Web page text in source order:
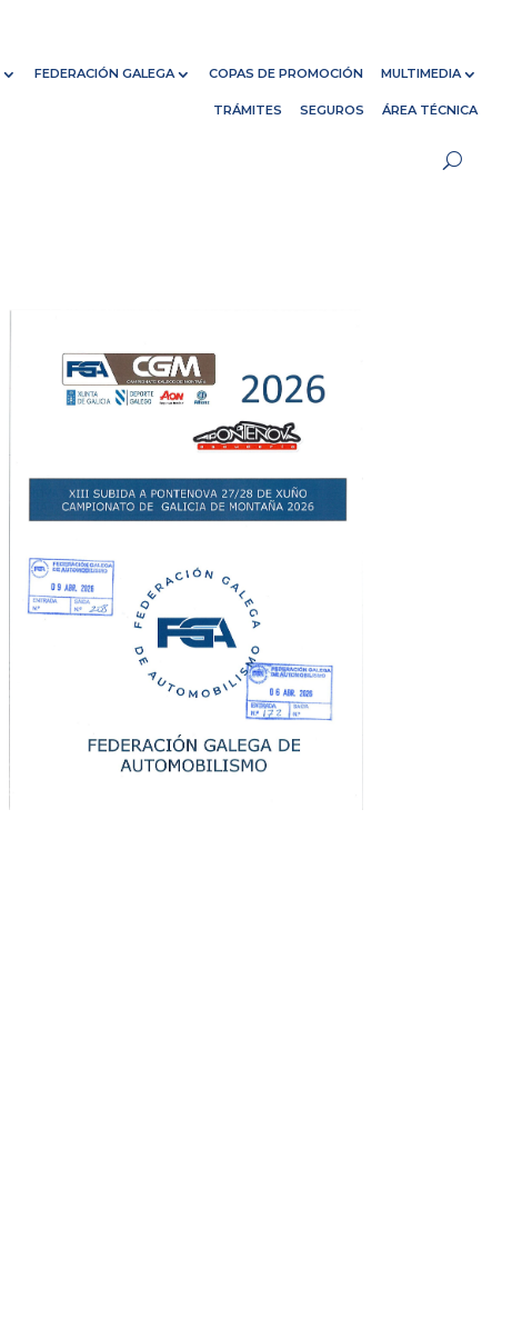
FEDERACIÓN GALEGA COPAS DE PROMOCIÓN MULTIMEDIA
TRÁMITES SEGUROS ÁREA TÉCNICA